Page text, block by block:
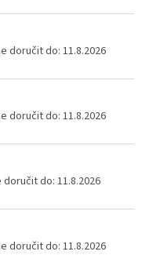
doručit do: 11.8.2026
doručit do: 11.8.2026
doručit do: 11.8.2026
doručit do: 11.8.2026